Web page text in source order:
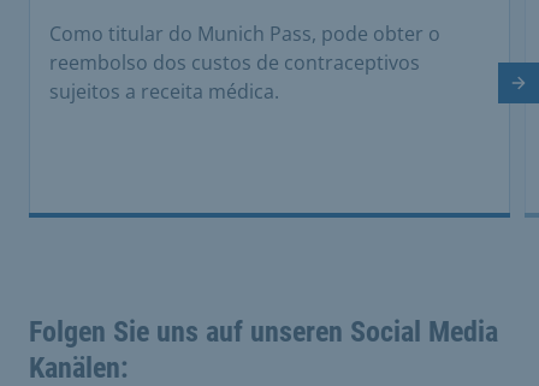
Como titular do Munich Pass, pode obter o
reembolso dos custos de contraceptivos
sujeitos a receita médica.
Folgen Sie uns auf unseren Social Media
Kanälen: